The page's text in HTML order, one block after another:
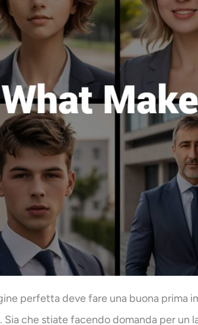
perfetta deve fare una buona prima
Sia che stiate facendo domanda per